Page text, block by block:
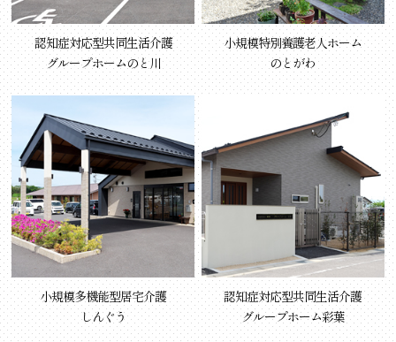
認知症対応型共同生活介護
グループホームのと川
小規模特別養護老人ホーム
のとがわ
小規模多機能型居宅介護
しんぐう
認知症対応型共同生活介護
グループホーム彩葉